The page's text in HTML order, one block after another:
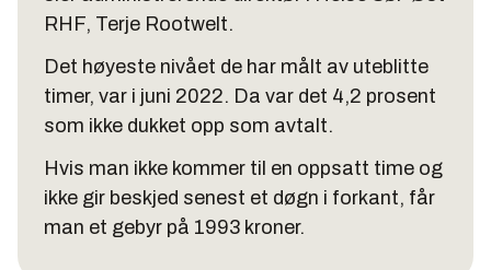
RHF, Terje Rootwelt.
Det høyeste nivået de har målt av uteblitte
timer, var i juni 2022. Da var det 4,2 prosent
som ikke dukket opp som avtalt.
Hvis man ikke kommer til en oppsatt time og
ikke gir beskjed senest et døgn i forkant, får
man et gebyr på 1993 kroner.